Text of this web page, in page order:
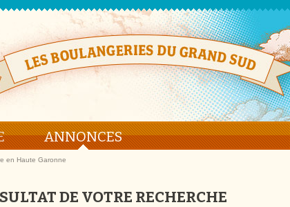
ANNONCES
en Haute Garonne
DE VOTRE RECHERCHE